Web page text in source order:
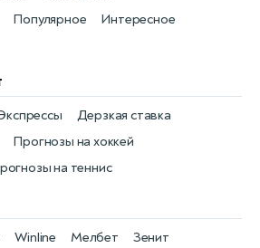
Популярное Интересное
Прогнозы на хоккей
на теннис
Дерзкая ставка
Winline
Мелбет
Зенит